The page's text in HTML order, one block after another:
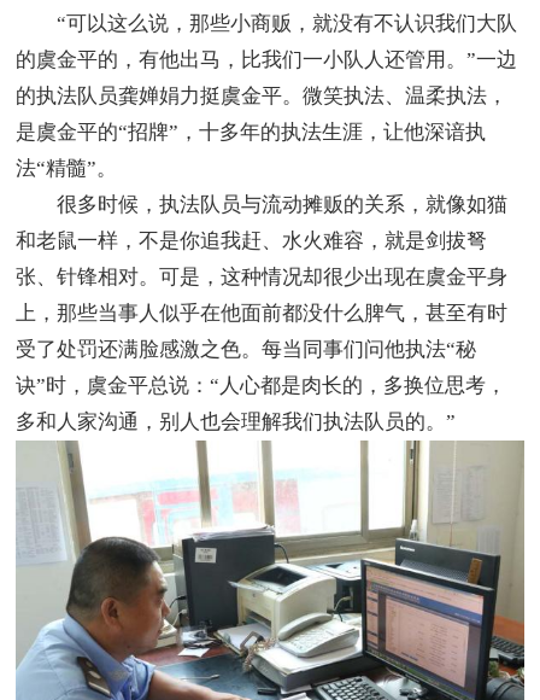
“可以这么说，那些小商贩，就没有不认识我们大队
的虞金平的，有他出马，比我们一小队人还管用。”一边
的执法队员龚婵娟力挺虞金平。微笑执法、温柔执法，
是虞金平的“招牌”，十多年的执法生涯，让他深谙执
法“精髓”。
很多时候，执法队员与流动摊贩的关系，就像如猫
和老鼠一样，不是你追我赶、水火难容，就是剑拔弩
张、针锋相对。可是，这种情况却很少出现在虞金平身
上，那些当事人似乎在他面前都没什么脾气，甚至有时
受了处罚还满脸感激之色。每当同事们问他执法“秘
诀”时，虞金平总说：“人心都是肉长的，多换位思考，
多和人家沟通，别人也会理解我们执法队员的。”